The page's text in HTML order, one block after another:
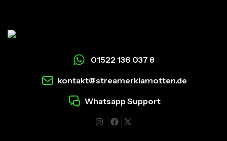
01522 136 037 8
kontakt@streamerklamotten.de
Whatsapp Support